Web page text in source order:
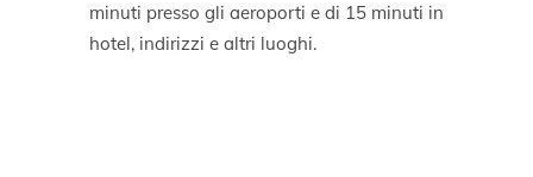
minuti presso gli aeroporti e di 15 minuti in
hotel, indirizzi e altri luoghi.